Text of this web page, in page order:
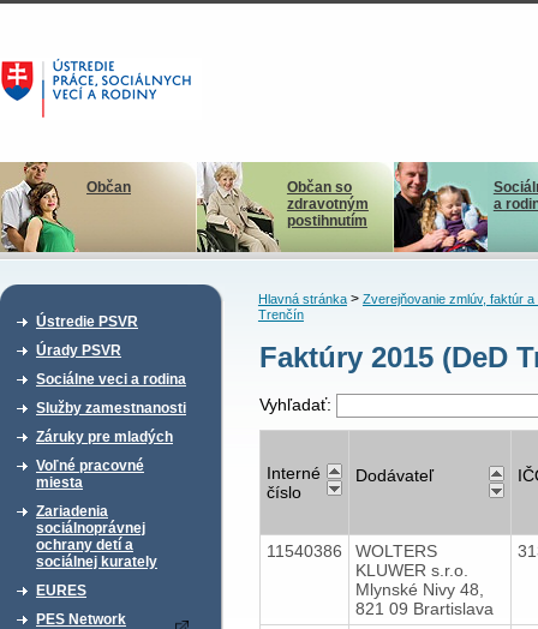
Občan
Občan so
zdravotným
postihnutím
a
Ústredie PSVR
Úrady PSVR
Sociálne veci a rodina
Služby zamestnanosti
Záruky pre mladých
Voľné pracovné
miesta
Zariadenia
sociálnoprávnej
ochrany detí a
sociálnej kurately
EURES
PES Network
Hlavná stránka> Zverejňovanie zmlúv, faktúr a
Trenčín
Faktúry 2015 (DeD
Vyhľadať:
Interné
číslo
Dodávateľ
11540386
WOLTERS
KLUWER s.r.o.
Mlynské Nivy 48,
821 09 Brartislava